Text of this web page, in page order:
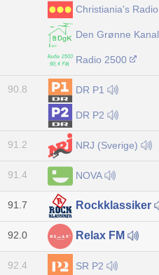
Christiania's Radio
Den Grønne Kanal
Radio 2500
90.8 DR P1
DR P2
91.2 NRJ (Sverige)
91.4 NOVA
91.7 Rockklassiker
92.0 Relax FM
92.4 SR P2